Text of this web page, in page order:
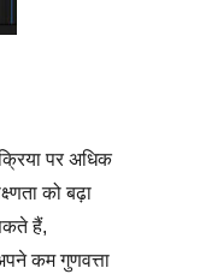
पर अधिक
को बढ़ा
हैं,
कम गुणवत्ता